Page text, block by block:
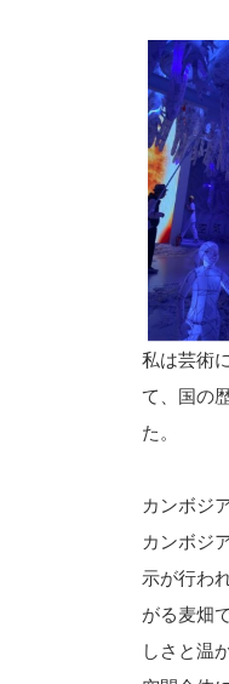
私は芸術
て、国の
た。
カンボジ
カンボジ
示が行わ
がる麦畑
しさと温